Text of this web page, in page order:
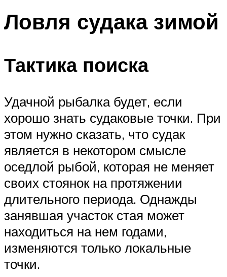
Ловля судака зимой
Тактика поиска
Удачной рыбалка будет, если
хорошо знать судаковые точки. При
этом нужно сказать, что судак
является в некотором смысле
оседлой рыбой, которая не меняет
своих стоянок на протяжении
длительного периода. Однажды
занявшая участок стая может
находиться на нем годами,
изменяются только локальные
точки.